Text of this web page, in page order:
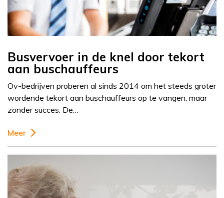
Busvervoer in de knel door tekort
aan buschauffeurs
Ov-bedrijven proberen al sinds 2014 om het steeds groter
wordende tekort aan buschauffeurs op te vangen, maar
zonder succes. De…
Meer